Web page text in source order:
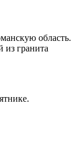
область.
из гранита